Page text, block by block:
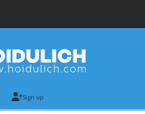
Sign up